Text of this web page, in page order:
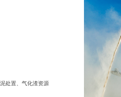
处置、气化渣资源